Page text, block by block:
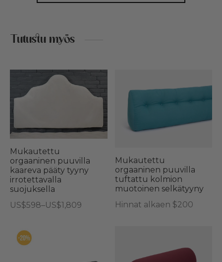
Tutustu myös
tuotteella
useampi
muunnelma.
tehdä
valinnat
tuotteen
sivulla.
Mukautettu
orgaaninen puuvilla
kaareva pääty tyyny
irrotettavalla
suojuksella
US$598–US$1,809
Hintaluokka:
US$1,809
tuotteella
on
Mukautettu
orgaaninen puuvilla
tuftattu kolmion
muotoinen selkätyyny
Hinnat alkaen $200